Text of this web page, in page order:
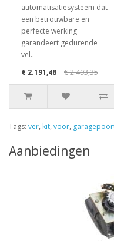
automatisatiesysteem dat
een betrouwbare en
perfecte werking
garandeert gedurende
vel..
€ 2.191,48
€ 2.493,35
Tags: ver, kit, voor,
Aanbiedingen